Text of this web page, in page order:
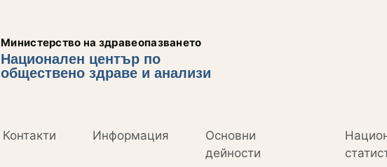
Министерство на здравеопазването
Национален център по
обществено здраве и анализи
Контакти Информация
Основни
дейности